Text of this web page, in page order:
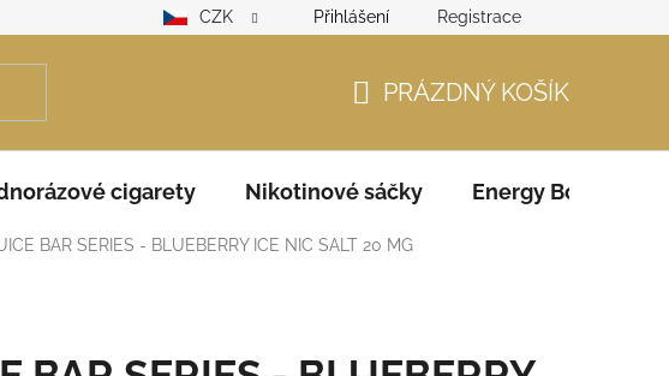
Reklamační řád GDPR Zodpovědný prodejce – ověření věku
CZK Přihlášení Registrace
KOŠÍK
PRÁZDNÝ KOŠÍK
cigarety Nikotinové sáčky Energy Boosters
BAR SERIES - BLUEBERRY ICE NIC SALT 20 MG